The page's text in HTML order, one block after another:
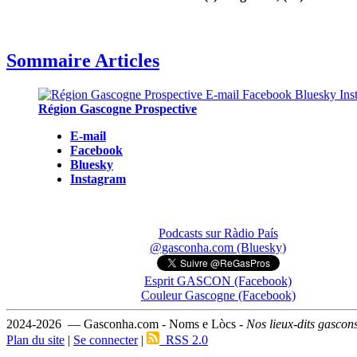
Sommaire Articles
Région Gascogne Prospective
E-mail
Facebook
Bluesky
Instagram
Podcasts sur Ràdio País
@gasconha.com (Bluesky)
Esprit GASCON (Facebook)
Couleur Gascogne (Facebook)
2024-2026 — Gasconha.com - Noms e Lòcs - Nos lieux-dits
Plan du site | Se connecter| RSS 2.0